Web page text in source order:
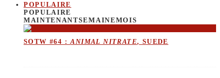
POPULAIRE
POPULAIRE
MAINTENANTSEMAINEMOIS
SOTW #64 :ANIMAL NITRATE, SUEDE